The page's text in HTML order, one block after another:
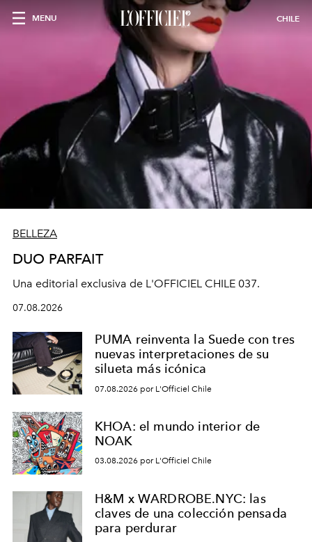
MENU CHILE
BELLEZA
DUO PARFAIT
Una editorial exclusiva de L'OFFICIEL CHILE 037.
07.08.2026
PUMA reinventa la Suede con tres
nuevas interpretaciones de su
silueta más icónica
07.08.2026 por L'Officiel Chile
KHOA: el mundo interior de
NOAK
03.08.2026 por L'Officiel Chile
H&M x WARDROBE.NYC: las
claves de una colección pensada
para perdurar